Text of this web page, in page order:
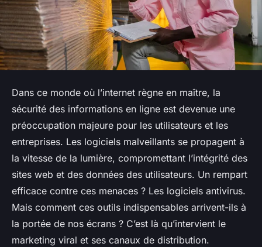
Dans ce monde où l’internet règne en maître, la
sécurité des informations en ligne est devenue une
préoccupation majeure pour les utilisateurs et les
entreprises. Les logiciels malveillants se propagent à
la vitesse de la lumière, compromettant l’intégrité des
sites web et des données des utilisateurs. Un rempart
efficace contre ces menaces ? Les logiciels antivirus.
Mais comment ces outils indispensables arrivent-ils à
la portée de nos écrans ? C’est là qu’intervient le
marketing viral et ses canaux de distribution.